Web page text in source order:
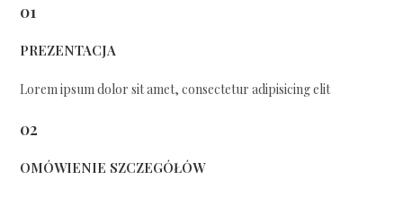
01
PREZENTACJA
Lorem ipsum dolor sit amet, consectetur adipisicing elit
02
OMÓWIENIE SZCZEGÓŁÓW